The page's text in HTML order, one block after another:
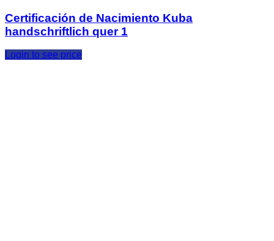
Certificación de Nacimiento Kuba
handschriftlich quer 1
Login to see price